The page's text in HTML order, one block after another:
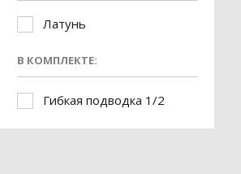
Латунь
В КОМПЛЕКТЕ:
Гибкая подводка 1/2